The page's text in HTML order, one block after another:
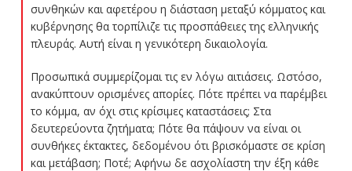
συνθηκών και αφετέρου η διάσταση μεταξύ κόμματος και
κυβέρνησης θα τορπίλιζε τις προσπάθειες της ελληνικής
πλευράς. Αυτή είναι η γενικότερη δικαιολογία.
Προσωπικά συμμερίζομαι τις εν λόγω αιτιάσεις. Ωστόσο,
ανακύπτουν ορισμένες απορίες. Πότε πρέπει να παρέμβει
το κόμμα, αν όχι στις κρίσιμες καταστάσεις; Στα
δευτερεύοντα ζητήματα; Πότε θα πάψουν να είναι οι
συνθήκες έκτακτες, δεδομένου ότι βρισκόμαστε σε κρίση
και μετάβαση; Ποτέ; Αφήνω δε ασχολίαστη την έξη κάθε